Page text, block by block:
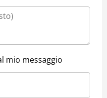
mio messaggio